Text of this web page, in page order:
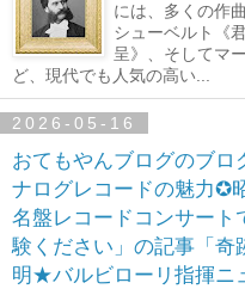
には、多くの作
シューベルト《
呈》、そしてマ
ど、現代でも人気の高い...
2026-05-16
おてもやんブログのブロ
ナログレコードの魅力✪
名盤レコードコンサート
験ください」の記事「奇
明★バルビローリ指揮ニ